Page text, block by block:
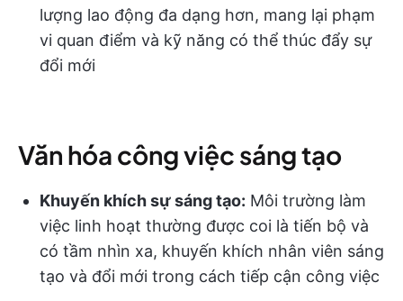
lượng lao động đa dạng hơn, mang lại phạm
vi quan điểm và kỹ năng có thể thúc đẩy sự
đổi mới
Văn hóa công việc sáng tạo
Khuyến khích sự sáng tạo: Môi trường làm
việc linh hoạt thường được coi là tiến bộ và
có tầm nhìn xa, khuyến khích nhân viên sáng
tạo và đổi mới trong cách tiếp cận công việc